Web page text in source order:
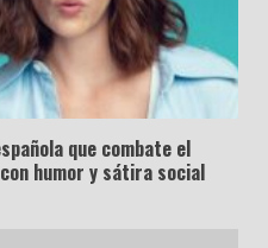
que combate el
humor y sátira social